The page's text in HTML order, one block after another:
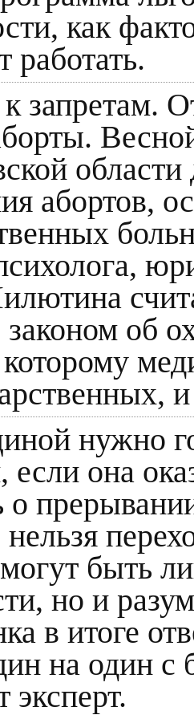
как
работать.
запретам.
области
абортов,
законом об
которому
нужно
она
о
быть
но и
в итоге
на один
эксперт.